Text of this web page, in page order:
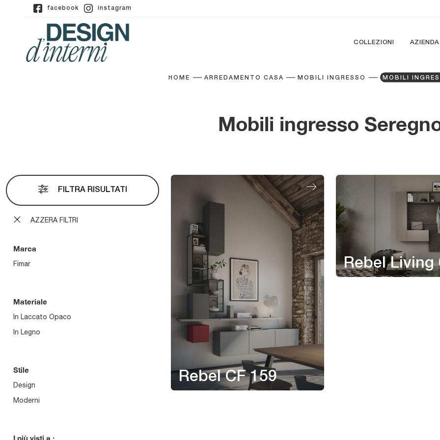
facebook instagram
COLLEZIONI AZIENDA
HOME ARREDAMENTO CASA MOBILI INGRESSO MOBILI
Mobili ingresso
FILTRA RISULTATI
AZZERA FILTRI
Marca
Fimar
Materiale
In Laccato Opaco
In Legno
Stile
Design
Moderni
I più visti a :
Rebel CF 159
Rebel Living